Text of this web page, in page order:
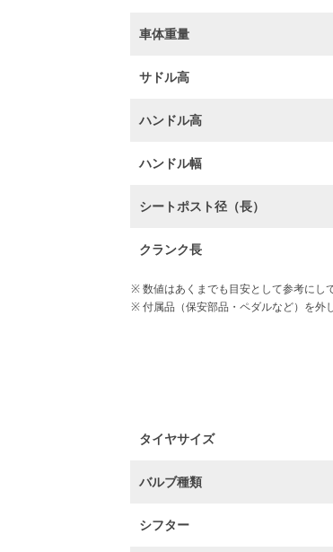
車体重量
サドル高
ハンドル高
ハンドル幅
シートポスト径（長）
クランク長
数値はあくまでも目安として参考にし
付属品（保安部品・ペダルなど）を外
タイヤサイズ
バルブ種類
シフター